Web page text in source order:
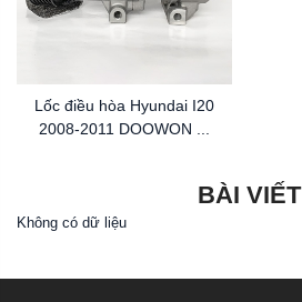
Lốc điều hòa Hyundai I20
2008-2011 DOOWON ...
BÀI VIẾT
Không có dữ liệu